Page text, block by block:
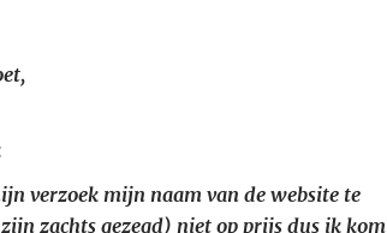
verzoek mijn naam van de website te
zachts gezegd) niet op prijs dus ik kom